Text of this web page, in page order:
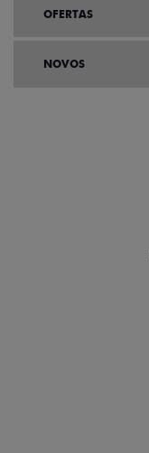
OFERTAS
NOVOS